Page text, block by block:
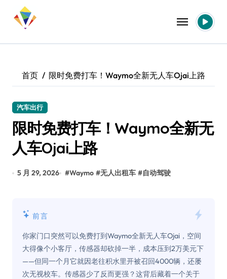
首页 限时免费打车！Waymo全新无人车Ojai上路
汽车出行
限时免费打车！Waymo全新无
人车Ojai上路
5 月 29, 2026 #Waymo #无人出租车 #自动驾驶
前言
你家门口突然可以免费打到Waymo全新无人车Ojai，空间
大得像个小客厅，传感器却砍掉一半，成本压到2万美元下
——但同一个月它就因老往积水里开被召回4000辆，还屡
次无视校车。传感器少了反而更强？这背后藏着一个关于